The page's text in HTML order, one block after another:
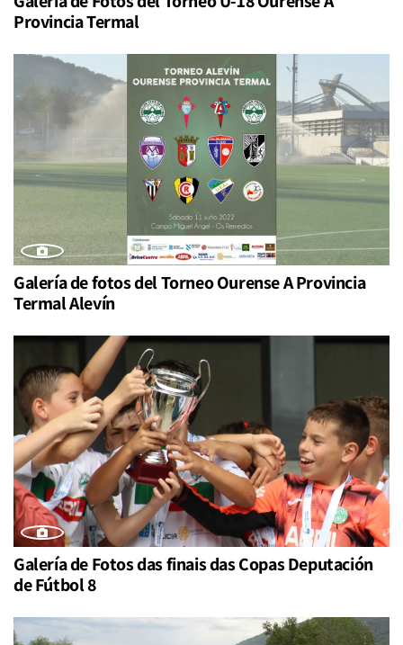
Provincia Termal
Galería de fotos del Torneo Ourense A Provincia
Termal Alevín
Galería de Fotos das finais das Copas Deputación
de Fútbol 8